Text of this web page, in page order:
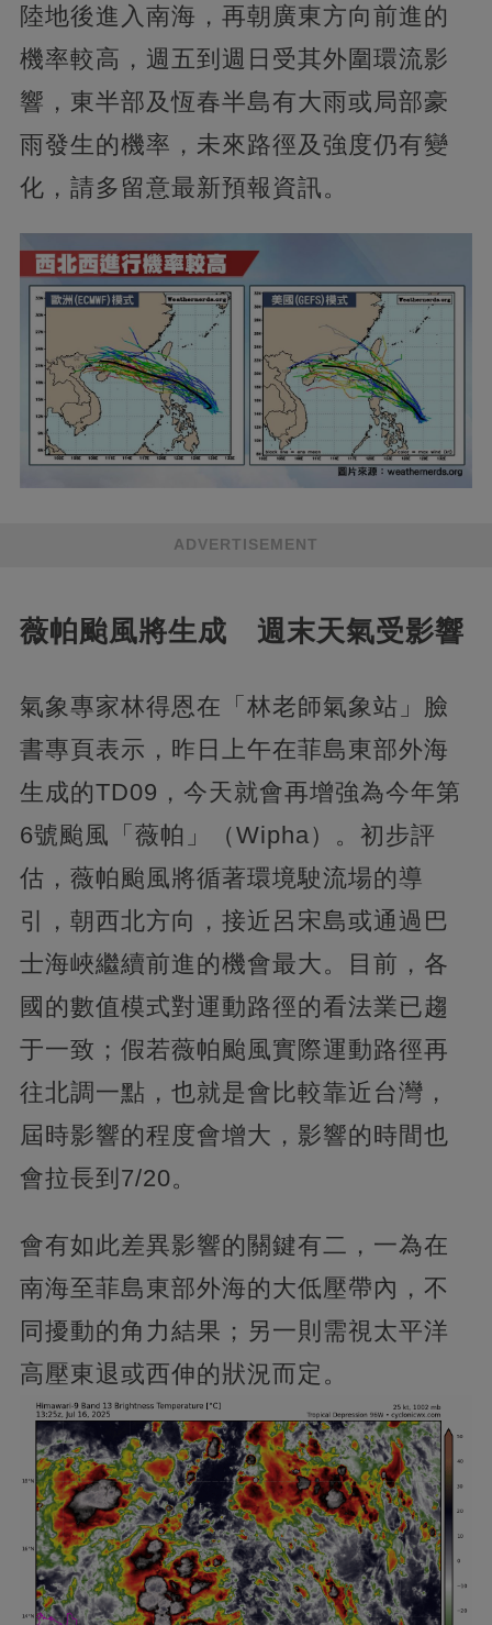
陸地後進入南海，再朝廣東方向前進的
機率較高，週五到週日受其外圍環流影
響，東半部及恆春半島有大雨或局部豪
雨發生的機率，未來路徑及強度仍有變
化，請多留意最新預報資訊。
ADVERTISEMENT
薇帕颱風將生成 週末天氣受影響
氣象專家林得恩在「林老師氣象站」臉
書專頁表示，昨日上午在菲島東部外海
生成的TD09，今天就會再增強為今年第
6號颱風「薇帕」（Wipha）。初步評
估，薇帕颱風將循著環境駛流場的導
引，朝西北方向，接近呂宋島或通過巴
士海峽繼續前進的機會最大。目前，各
國的數值模式對運動路徑的看法業已趨
于一致；假若薇帕颱風實際運動路徑再
往北調一點，也就是會比較靠近台灣，
屆時影響的程度會增大，影響的時間也
會拉長到7/20。
會有如此差異影響的關鍵有二，一為在
南海至菲島東部外海的大低壓帶內，不
同擾動的角力結果；另一則需視太平洋
高壓東退或西伸的狀況而定。